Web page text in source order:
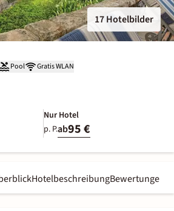
17 Hotelbilder
Pool Gratis WLAN
Nur Hotel
p. P.ab95 €
HotelbeschreibungBewertungen